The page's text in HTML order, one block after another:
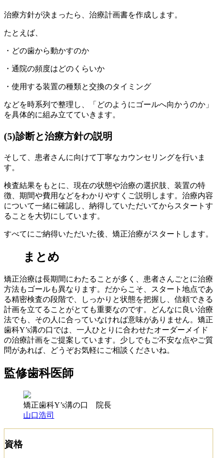
治療方針が決まったら、治療計画書を作成します。
たとえば、
・どの歯から動かすのか
・通院の頻度はどのくらいか
・使用する装置の種類と交換のタイミング
などを時系列で整理し、「どのようにゴールへ向かうのか」
を具体的に組み立てていきます。
(5)診断と治療方針の説明
そして、患者さんに向けて丁寧なカウンセリングを行いま
す。
検査結果をもとに、現在の状態や治療の選択肢、装置の特
徴、期間や費用などをわかりやすくご説明します。治療内容
について一緒に確認し、納得していただいてからスタートす
ることを大切にしています。
すべてにご納得いただいた後、矯正治療がスタートします。
まとめ
矯正治療は長期間にわたることが多く、患者さんごとに治療
方法もゴールも異なります。だからこそ、スタート地点であ
る精密検査の段階で、しっかりと状態を把握し、信頼できる
計画を立てることがとても重要なのです。どんなに良い治療
法でも、その人に合っていなければ意味がありません。矯正
歯科Y’s溝の口では、一人ひとりに合わせたオーダーメイド
の治療計画をご提案しています。少しでもご不安な点やご質
問があれば、どうぞお気軽にご相談くださいね。
監修歯科医師
矯正歯科Y’s溝の口 院長
山口浩司
資格